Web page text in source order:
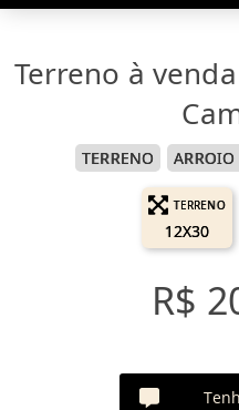
Terreno à
TERRENO ARROIO
TERRENO
12X30
R$